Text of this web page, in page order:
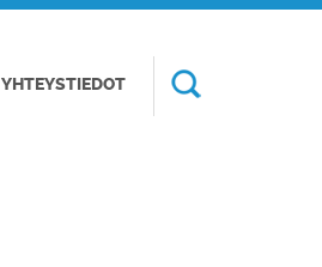
YHTEYSTIEDOT